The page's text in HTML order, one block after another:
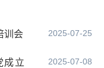
训会 2025-07-25
成立
2025-07-08